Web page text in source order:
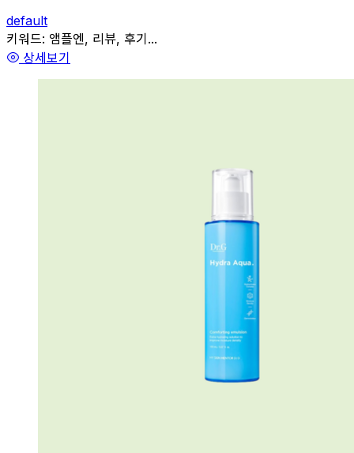
default
관련
키워드: 앰플엔, 리뷰, 후기...
상세보기